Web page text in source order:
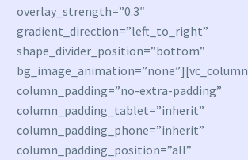
overlay_strength=”0.3″
gradient_direction=”left_to_right”
shape_divider_position=”bottom”
bg_image_animation=”none”][vc_column
column_padding=”no-extra-padding”
column_padding_tablet=”inherit”
column_padding_phone=”inherit”
column_padding_position=”all”